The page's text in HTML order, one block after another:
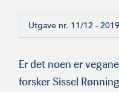
Utgave nr. 11/12 - 2019
Er det noen er
forsker Sissel